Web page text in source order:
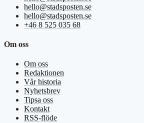
hello@stadsposten.se
hello@stadsposten.se
+46 8 525 035 68
Om oss
Om oss
Redaktionen
Vår historia
Nyhetsbrev
Tipsa oss
Kontakt
RSS-flöde